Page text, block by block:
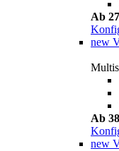
Ab
new
Ab
new